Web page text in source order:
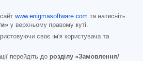
www.enigmasoftware.com та натисніть
у верхньому правому куті.
своє ім'я користувача та
перейдіть до розділу «Замовлення/